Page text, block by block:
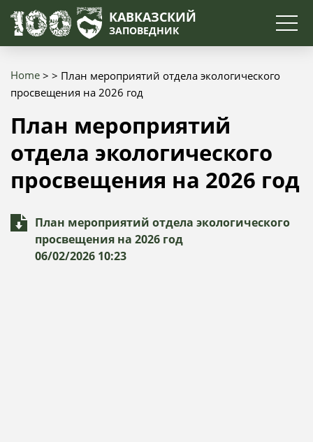
КАВКАЗСКИЙ
ЗАПОВЕДНИК
Search
Breadcrumb
Home
План мероприятий отдела экологического
просвещения на 2026 год
План мероприятий
отдела экологического
просвещения на 2026 год
План мероприятий отдела экологического
просвещения на 2026 год
06/02/2026 10:23